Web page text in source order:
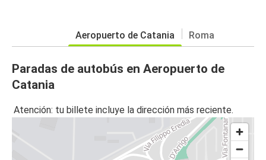
Aeropuerto de Catania Roma
Paradas de autobús en Aeropuerto de
Catania
Atención: tu billete incluye la dirección más reciente.